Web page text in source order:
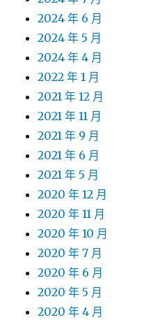
2024 年 6 月
2024 年 5 月
2024 年 4 月
2022 年 1 月
2021 年 12 月
2021 年 11 月
2021 年 9 月
2021 年 6 月
2021 年 5 月
2020 年 12 月
2020 年 11 月
2020 年 10 月
2020 年 7 月
2020 年 6 月
2020 年 5 月
2020 年 4 月